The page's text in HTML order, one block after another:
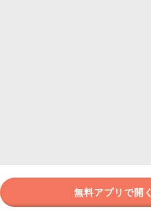
無料アプリで開く